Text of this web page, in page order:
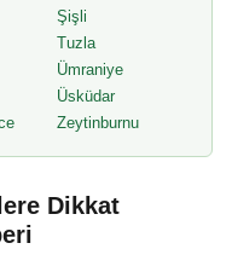
Şişli
Tuzla
Ümraniye
Üsküdar
Zeytinburnu
Dikkat